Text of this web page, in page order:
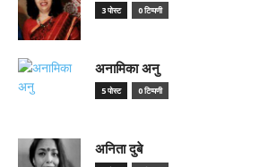
3 पोस्ट 0 टिप्पणी
अनामिका अनु
5 पोस्ट 0 टिप्पणी
अनिता दुबे